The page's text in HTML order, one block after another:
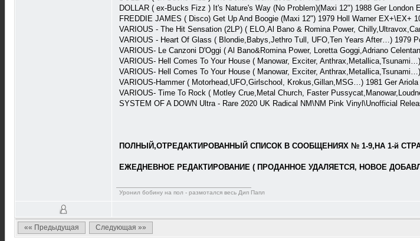
DOLLAR ( ex-Bucks Fizz ) It's Nature's Way (No Problem)(Maxi 12") 1988 Ger London
FREDDIE JAMES ( Disco) Get Up And Boogie (Maxi 12") 1979 Holl Warner EX+\EX+
VARIOUS - The Hit Sensation (2LP) ( ELO,Al Bano & Romina Power,
VARIOUS - Heart Of Glass ( Blondie,Babys,Jethro Tull, UFO,Ten Years After…) 1979
VARIOUS- Le Canzoni D'Oggi ( Al Bano&Romina Power, Loretta Goggi,Adriano
VARIOUS- Hell Comes To Your House ( Manowar, Exciter,
VARIOUS- Hell Comes To Your House ( Manowar, Exciter,
VARIOUS-Hammer ( Motorhead,UFO,Girlschool, Krokus,Gillan,MSG…) 1981 Ger
VARIOUS- Time To Rock ( Motley Crue,Metal Church, Faster
SYSTEM OF A DOWN Ultra - Rare 2020 UK Radical NM\NM Pink Vinyl\Unofficial
ПОЛНЫЙ,ОТРЕДАКТИРОВАННЫЙ СПИСОК В СООБЩЕНИЯХ № 1-9,НА 1-й
ЕЖЕДНЕВНОЕ РЕДАКТИРОВАНИЕ ( ПРОДАННОЕ УДАЛЯЕТСЯ, НОВОЕ
Уронил бобину на пол - размотался весь Дип Папл
«« Предыдущая Следующая »»